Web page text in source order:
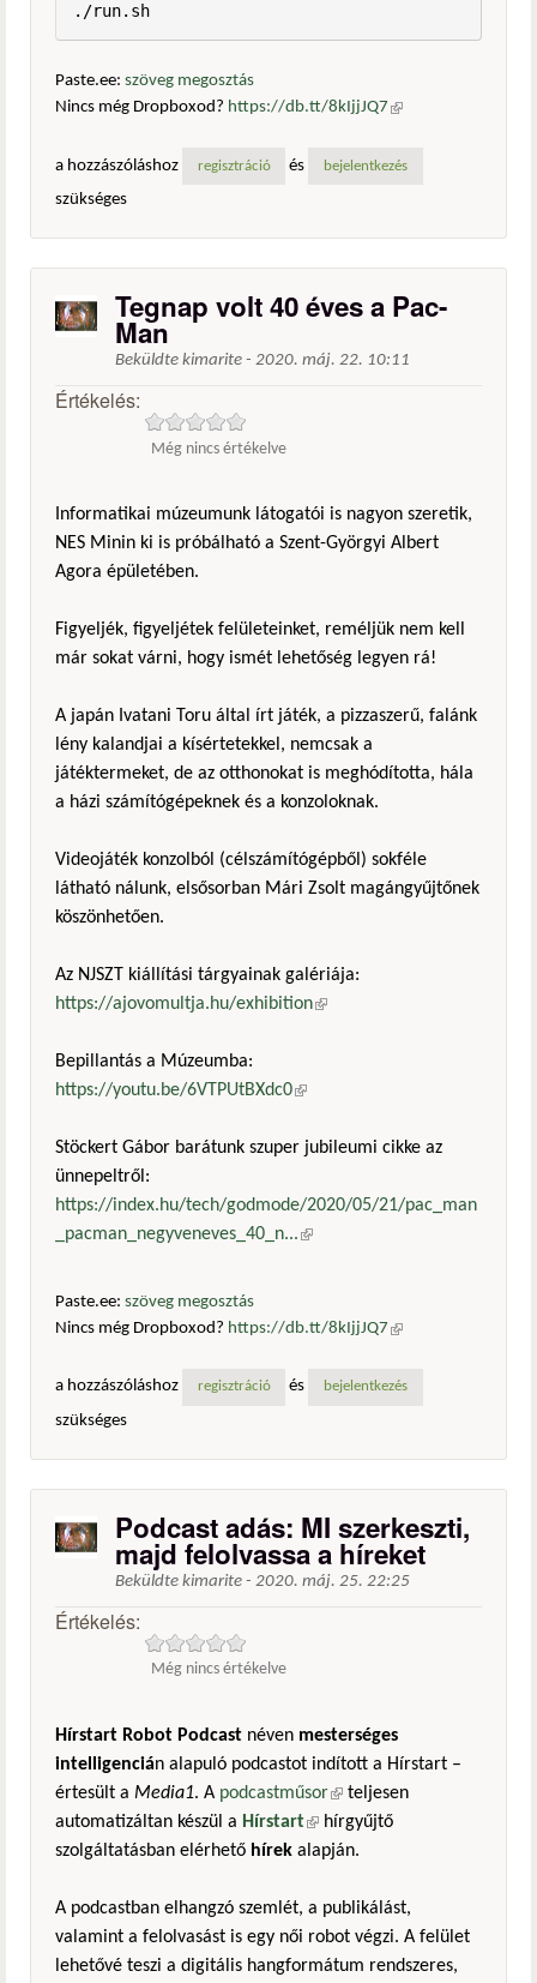
./run.sh
Paste.ee: szöveg megosztás
Nincs még Dropboxod? https://db.tt/8kIjjJQ7 (külső
a hozzászóláshoz
regisztráció és bejelentkezés
szükséges
Tegnap volt 40 éves a Pac-
Man
Beküldte kimarite - 2020. máj. 22. 10:11
Értékelés:
Még nincs értékelve
Informatikai múzeumunk látogatói is nagyon szeretik,
NES Minin ki is próbálható a Szent-Györgyi Albert
Agora épületében.
Figyeljék, figyeljétek felületeinket, reméljük nem kell
már sokat várni, hogy ismét lehetőség legyen rá!
A japán Ivatani Toru által írt játék, a pizzaszerű, falánk
lény kalandjai a kísértetekkel, nemcsak a
játéktermeket, de az otthonokat is meghódította, hála
a házi számítógépeknek és a konzoloknak.
Videojáték konzolból (célszámítógépből) sokféle
látható nálunk, elsősorban Mári Zsolt magángyűjtőnek
köszönhetően.
Az NJSZT kiállítási tárgyainak galériája:
https://ajovomultja.hu/exhibition(külső hivatkozás)
Bepillantás a Múzeumba:
https://youtu.be/6VTPUtBXdc0(külső hivatkozás)
Stöckert Gábor barátunk szuper jubileumi cikke az
ünnepeltről:
https://index.hu/tech/godmode/2020/05/21/pac_man
_pacman_negyveneves_40_n...(külső hivatkozás)
Paste.ee: szöveg megosztás
Nincs még Dropboxod? https://db.tt/8kIjjJQ7 (külső
a hozzászóláshoz
regisztráció és bejelentkezés
szükséges
Podcast adás: MI szerkeszti,
majd felolvassa a híreket
Beküldte kimarite - 2020. máj. 25. 22:25
Értékelés:
Még nincs értékelve
Hírstart Robot Podcast néven mesterséges
intelligencián alapuló podcastot indított a Hírstart –
értesült a Media1. A podcastműsor(külső hivatkozás)
teljesen
automatizáltan készül a Hírstart(külső hivatkozás)
hírgyűjtő
szolgáltatásban elérhető hírek alapján.
A podcastban elhangzó szemlét, a publikálást,
valamint a felolvasást is egy női robot végzi. A felület
lehetővé teszi a digitális hangformátum rendszeres,